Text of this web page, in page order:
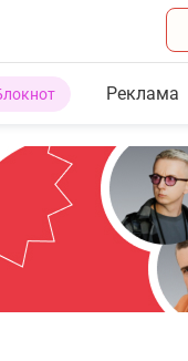
Реклама